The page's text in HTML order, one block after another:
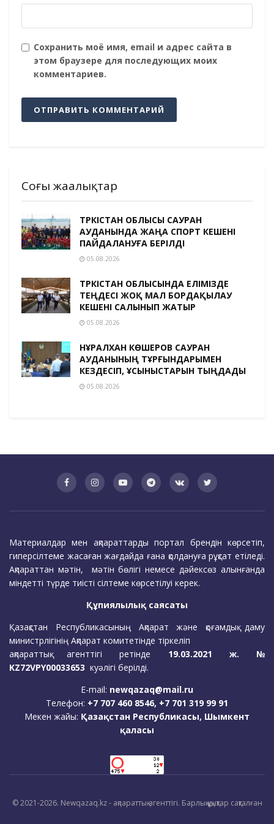
Сохранить моё имя, email и адрес сайта в
этом браузере для последующих моих
комментариев.
Соңғы жаңалықтар
ТҮРКІСТАН ОБЛЫСЫ САУРАН
АУДАНЫНДА ЖАҢА СПОРТ КЕШЕНІ
ПАЙДАЛАНУҒА БЕРІЛДІ
05.08.2026
ТҮРКІСТАН ОБЛЫСЫНДА ЕЛІМІЗДЕ
ТЕҢДЕСІ ЖОҚ МАЛ БОРДАҚЫЛАУ
КЕШЕНІ САЛЫНЫП ЖАТЫР
05.08.2026
НҰРАЛХАН КӨШЕРОВ САУРАН
АУДАНЫНЫҢ ТҰРҒЫНДАРЫМЕН
КЕЗДЕСІП, ҰСЫНЫСТАРЫН ТЫҢДАДЫ
05.08.2026
Материалдар мен ақпараттарды портал брендін көрсетіп,
гиперсілтеме жасаған жағдайда ғана қолдануға рұқсат етіледі.
Ақпараттан мәтін, мәтін бөлігі немесе дәйексөз алынғанда
міндетті түрде тиісті сілтеме көрсетілуі керек.
Құпиялылық саясаты
Қазақстан Республикасының Ақпарат және қоғамдық даму
министрлігінің Ақпарат комитетінде тіркеліп
ақпараттық агенттігі ретінде 19.03.2021 ж. №
KZ72VPY00033653 куәлігі берілді.
E-mail: newqazaq@mail.ru
Телефон: +7 707 460 8546, +7 701 319 99 91
Мекен жайы: Қазақстан Республикасы, Шымкент
қаласы
© 2021-2026. Newqazaq.kz - ақпараттық агенттігі. Барлық құқықтар сақталған